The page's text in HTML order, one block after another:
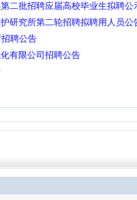
二批招聘应届高校毕业生拟聘公
研究所第二轮招聘拟聘用人员公
聘公告
有限公司招聘公告